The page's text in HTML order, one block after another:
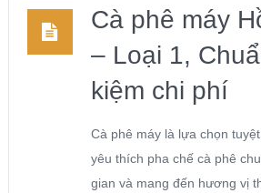
Cà phê máy
– Loại 1,
kiệm chi phí
Cà phê máy là lựa chọn
yêu thích pha chế cà phê
gian và mang đến hương vị